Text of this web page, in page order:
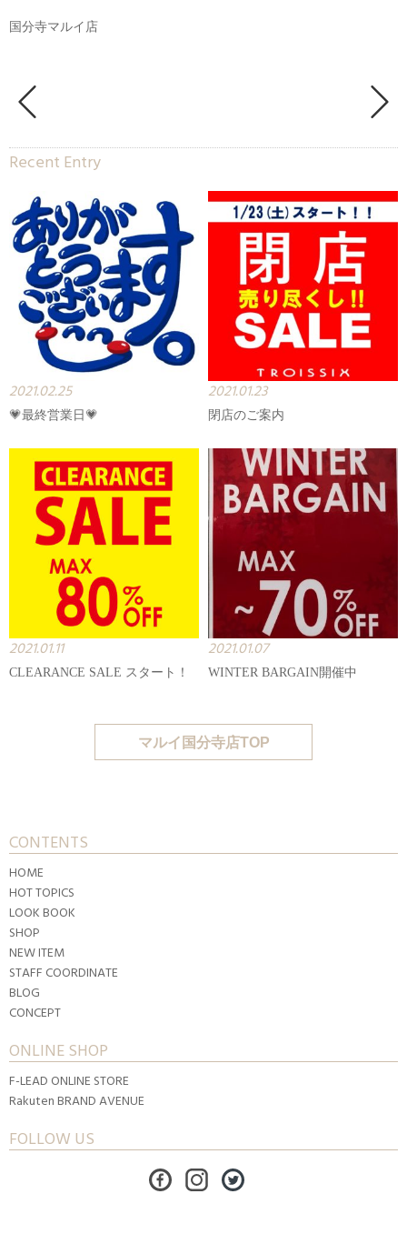
国分寺マルイ店
Recent Entry
2021.02.25
💗最終営業日💗
2021.01.23
閉店のご案内
2021.01.11
CLEARANCE SALE スタート！
2021.01.07
WINTER BARGAIN開催中
マルイ国分寺店TOP
CONTENTS
HOME
HOT TOPICS
LOOK BOOK
SHOP
NEW ITEM
STAFF COORDINATE
BLOG
CONCEPT
ONLINE SHOP
F-LEAD ONLINE STORE
Rakuten BRAND AVENUE
FOLLOW US